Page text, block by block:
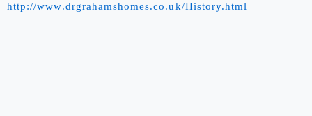
http://www.drgrahamshomes.co.uk/History.html